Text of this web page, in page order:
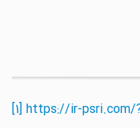
[1] https://ir-